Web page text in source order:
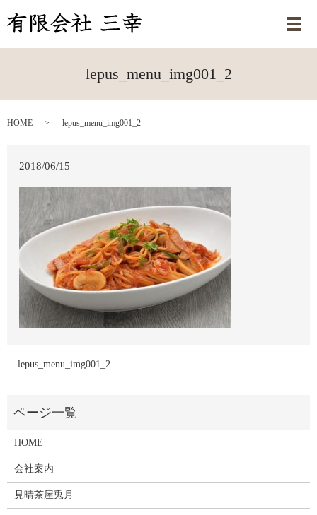
メ
lepus_menu_img001_2
HOME lepus_menu_img001_2
2018/06/15
lepus_menu_img001_2
HOME
会社案内
見晴茶屋兎月